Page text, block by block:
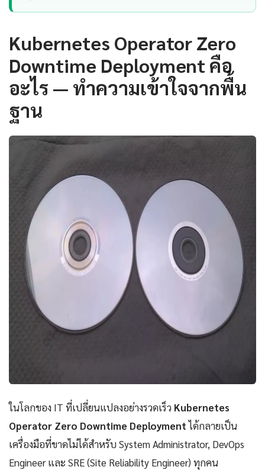
Kubernetes Operator Zero
Downtime Deployment คือ
อะไร — ทำความเข้าใจจากพื้น
ฐาน
ในโลกของ IT ที่เปลี่ยนแปลงอย่างรวดเร็ว Kubernetes
Operator Zero Downtime Deploymentได้กลายเป็น
เครื่องมือที่ขาดไม่ได้สำหรับ System Administrator, DevOps
Engineer และ SRE (Site Reliability Engineer) ทุกคน